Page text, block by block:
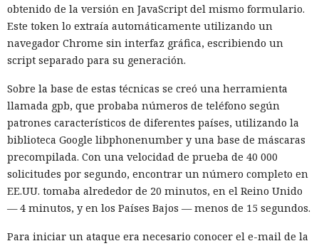
obtenido de la versión en JavaScript del mismo formulario.
Este token lo extraía automáticamente utilizando un
navegador Chrome sin interfaz gráfica, escribiendo un
script separado para su generación.
Sobre la base de estas técnicas se creó una herramienta
llamada gpb, que probaba números de teléfono según
patrones característicos de diferentes países, utilizando la
biblioteca Google libphonenumber y una base de máscaras
precompilada. Con una velocidad de prueba de 40 000
solicitudes por segundo, encontrar un número completo en
EE.UU. tomaba alrededor de 20 minutos, en el Reino Unido
— 4 minutos, y en los Países Bajos — menos de 15 segundos.
Para iniciar un ataque era necesario conocer el e-mail de la